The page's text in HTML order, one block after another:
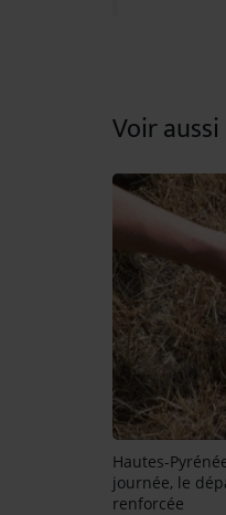
Voir aussi
Hautes-
journée, le
renforcée